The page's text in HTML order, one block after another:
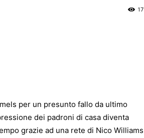
17
per un presunto fallo da ultimo
dei padroni di casa diventa
grazie ad una rete di Nico Williams